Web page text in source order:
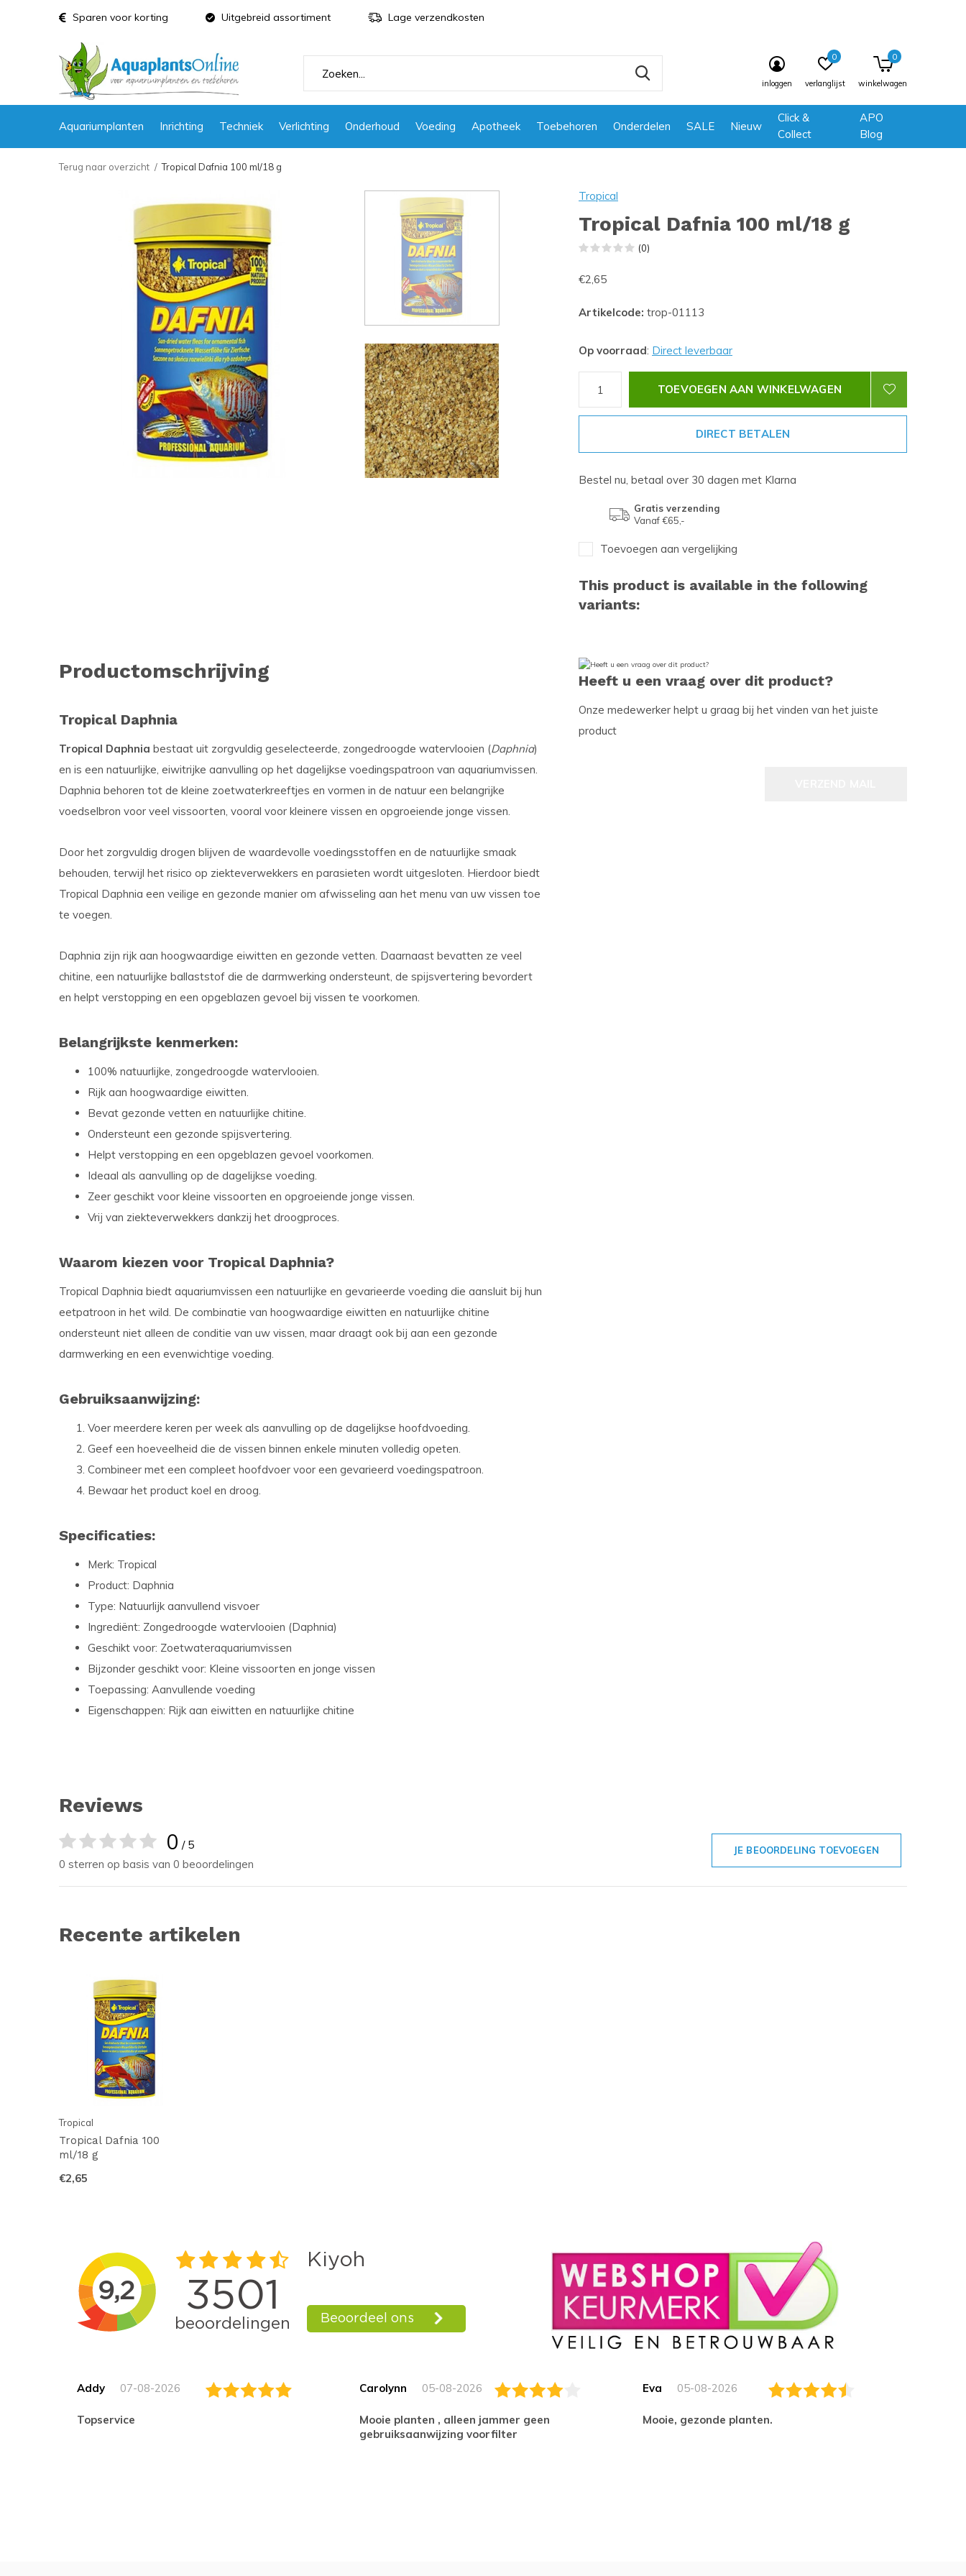
Aquariumplanten Inrichting Techniek Verlichting Onderhoud Voeding Apotheek Toebehoren Onderdelen SALE Nieuw
Click &
Collect
APO
Blog
inloggen verlanglijst
0
winkelwagen
0
Sparen voor korting Uitgebreid assortiment Lage verzendkosten
Terug naar overzicht Tropical Dafnia 100 ml/18 g
Tropical
Tropical Dafnia 100 ml/18 g
(0)
€2,65
Artikelcode: trop-01113
Op voorraad: Direct leverbaar
TOEVOEGEN AAN WINKELWAGEN
DIRECT BETALEN
Bestel nu, betaal over 30 dagen met Klarna
Gratis verzending
Vanaf €65,-
Toevoegen aan vergelijking
This product is available in the following
variants:
Productomschrijving
Tropical Daphnia
Tropical Daphnia bestaat uit zorgvuldig geselecteerde, zongedroogde watervlooien (Daphnia)
en is een natuurlijke, eiwitrijke aanvulling op het dagelijkse voedingspatroon van aquariumvissen.
Daphnia behoren tot de kleine zoetwaterkreeftjes en vormen in de natuur een belangrijke
voedselbron voor veel vissoorten, vooral voor kleinere vissen en opgroeiende jonge vissen.
Door het zorgvuldig drogen blijven de waardevolle voedingsstoffen en de natuurlijke smaak
behouden, terwijl het risico op ziekteverwekkers en parasieten wordt uitgesloten. Hierdoor biedt
Tropical Daphnia een veilige en gezonde manier om afwisseling aan het menu van uw vissen toe
te voegen.
Daphnia zijn rijk aan hoogwaardige eiwitten en gezonde vetten. Daarnaast bevatten ze veel
chitine, een natuurlijke ballaststof die de darmwerking ondersteunt, de spijsvertering bevordert
en helpt verstopping en een opgeblazen gevoel bij vissen te voorkomen.
Belangrijkste kenmerken:
100% natuurlijke, zongedroogde watervlooien.
Rijk aan hoogwaardige eiwitten.
Bevat gezonde vetten en natuurlijke chitine.
Ondersteunt een gezonde spijsvertering.
Helpt verstopping en een opgeblazen gevoel voorkomen.
Ideaal als aanvulling op de dagelijkse voeding.
Zeer geschikt voor kleine vissoorten en opgroeiende jonge vissen.
Vrij van ziekteverwekkers dankzij het droogproces.
Waarom kiezen voor Tropical Daphnia?
Tropical Daphnia biedt aquariumvissen een natuurlijke en gevarieerde voeding die aansluit bij hun
eetpatroon in het wild. De combinatie van hoogwaardige eiwitten en natuurlijke chitine
ondersteunt niet alleen de conditie van uw vissen, maar draagt ook bij aan een gezonde
darmwerking en een evenwichtige voeding.
Gebruiksaanwijzing:
Voer meerdere keren per week als aanvulling op de dagelijkse hoofdvoeding.
Geef een hoeveelheid die de vissen binnen enkele minuten volledig opeten.
Combineer met een compleet hoofdvoer voor een gevarieerd voedingspatroon.
Bewaar het product koel en droog.
Specificaties:
Merk: Tropical
Product: Daphnia
Type: Natuurlijk aanvullend visvoer
Ingrediënt: Zongedroogde watervlooien (Daphnia)
Geschikt voor: Zoetwateraquariumvissen
Bijzonder geschikt voor: Kleine vissoorten en jonge vissen
Toepassing: Aanvullende voeding
Eigenschappen: Rijk aan eiwitten en natuurlijke chitine
Heeft u een vraag over dit product?
Onze medewerker helpt u graag bij het vinden van het juiste
product
Reviews
0 / 5
0 sterren op basis van 0 beoordelingen
JE BEOORDELING TOEVOEGEN
Recente artikelen
Tropical
Tropical Dafnia 100
ml/18 g
€2,65
Addy 07-08-2026
topservice
Carolynn 05-08-2026
Mooie planten , alleen jammer geen
gebruiksaanwijzing voorfilter
Eva 05-08-2026
Mooie, gezonde planten.